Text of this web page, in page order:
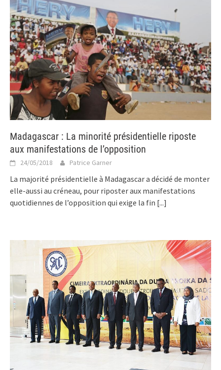
Madagascar : La minorité présidentielle riposte
aux manifestations de l’opposition
24/05/2018 Patrice Garner
La majorité présidentielle à Madagascar a décidé de monter
elle-aussi au créneau, pour riposter aux manifestations
quotidiennes de l’opposition qui exige la fin [...]